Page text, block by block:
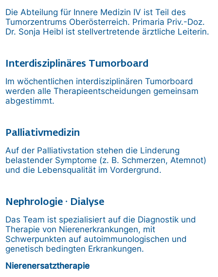
Die Abteilung für Innere Medizin IV ist Teil des
Tumorzentrums Oberösterreich. Primaria Priv.-Doz.
Dr. Sonja Heibl ist stellvertretende ärztliche Leiterin.
Interdisziplinäres Tumorboard
Im wöchentlichen interdisziplinären Tumorboard
werden alle Therapieentscheidungen gemeinsam
abgestimmt.
Palliativmedizin
Auf der Palliativstation stehen die Linderung
belastender Symptome (z. B. Schmerzen, Atemnot)
und die Lebensqualität im Vordergrund.
Nephrologie · Dialyse
Das Team ist spezialisiert auf die Diagnostik und
Therapie von Nierenerkrankungen, mit
Schwerpunkten auf autoimmunologischen und
genetisch bedingten Erkrankungen.
Nierenersatztherapie